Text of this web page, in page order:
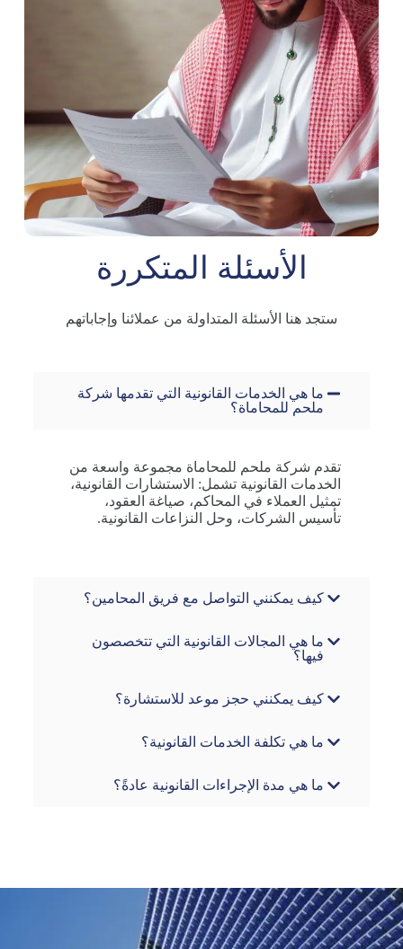
الأسئلة المتكررة
ستجد هنا الأسئلة المتداولة من عملائنا وإجاباتهم
ما هي الخدمات القانونية التي تقدمها شركة
ملحم للمحاماة؟
تقدم شركة ملحم للمحاماة مجموعة واسعة من
الخدمات القانونية تشمل: الاستشارات القانونية،
تمثيل العملاء في المحاكم، صياغة العقود،
تأسيس الشركات، وحل النزاعات القانونية.
كيف يمكنني التواصل مع فريق المحامين؟
ما هي المجالات القانونية التي تتخصصون
فيها؟
كيف يمكنني حجز موعد للاستشارة؟
ما هي تكلفة الخدمات القانونية؟
ما هي مدة الإجراءات القانونية عادةً؟